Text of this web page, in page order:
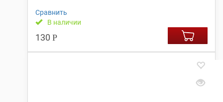
Сравнить
В наличии
130 Р